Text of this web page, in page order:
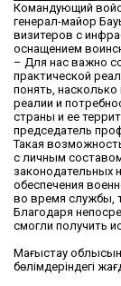
Командующий
генерал-майор
визитеров с
оснащением
– Для нас важно
практической
понять,
реалии и
страны и ее
председатель
Такая
с личным
законодательных
обеспечения
во время службы,
Благодаря
смогли получить
Маңғыстау
бөлімдеріндегі